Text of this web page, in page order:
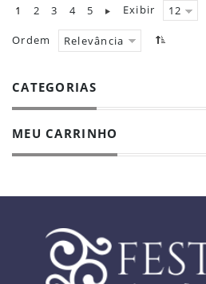
1
2 3 4 5 Exibir 12
Ordem Relevância
CATEGORIAS
MEU CARRINHO